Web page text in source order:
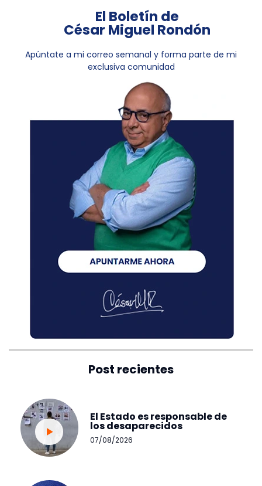
El Boletín de
César Miguel Rondón
Apúntate a mi correo semanal y forma parte de mi
exclusiva comunidad
Post recientes
El Estado es responsable de
los desaparecidos
07/08/2026